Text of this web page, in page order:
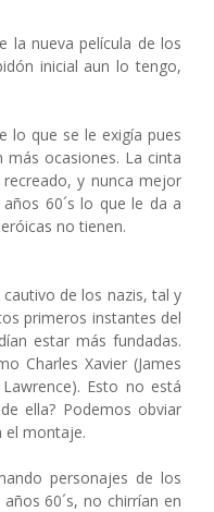
la nueva película de los
inicial aun lo tengo,
lo que se le exigía pues
ocasiones. La cinta
y nunca mejor
60´s lo que le da a
no tienen.
de los nazis, tal y
primeros instantes del
estar más fundadas.
Charles Xavier (James
Esto no está
ella? Podemos obviar
el montaje.
personajes de los
60´s, no chirrían en